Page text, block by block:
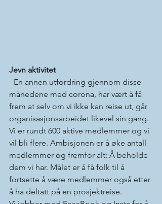
Jevn aktivitet
- En annen utfordring gjennom disse
månedene med corona, har vært å få
frem at selv om vi ikke kan reise ut, går
organisasjonsarbeidet likevel sin gang.
Vi er rundt 600 aktive medlemmer og vi
vil bli flere. Ambisjonen er å øke antall
medlemmer og fremfor alt: Å beholde
dem vi har. Målet er å få folk til å
fortsette å være medlemmer også etter
å ha deltatt på en prosjektreise.